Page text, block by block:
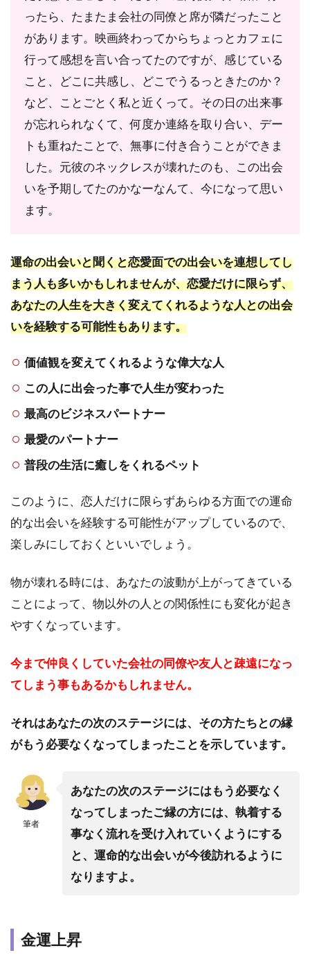
系占
い師
に相
てみ
る！
5.1
ヴェ
ルニ
｜レ
ナ先
ヴェ
璃華
（ル
リ
カ）
先生
※在
確認
でき
ませ
ん
5.3
ルニ
桃
（こ
も
も）
先生
5.4
ルニ
｜ラ
クレ
ア先
5.5
ピュ
アリ
愛
（ビ
ア
ン）
か
ったら、たまたま会社の同僚と席が隣だったこと
があります。映画終わってからちょっとカフェに
行って感想を言い合ってたのですが、感じている
こと、どこに共感し、どこでうるっときたのか？
など、ことごとく私と近くって。その日の出来事
が忘れられなくて、何度か連絡を取り合い、デー
トも重ねたことで、無事に付き合うことができま
した。元彼のネックレスが壊れたのも、この出会
いを予期してたのかなーなんて、今になって思い
ます。
運命の出会いと聞くと恋愛面での出会いを連想してし
まう人も多いかもしれませんが、恋愛だけに限らず、
あなたの人生を大きく変えてくれるような人との出会
いを経験する可能性もあります。
価値観を変えてくれるような偉大な人
この人に出会った事で人生が変わった
最高のビジネスパートナー
最愛のパートナー
普段の生活に癒しをくれるペット
このように、恋人だけに限らずあらゆる方面での運命
的な出会いを経験する可能性がアップしているので、
楽しみにしておくといいでしょう。
物が壊れる時には、あなたの波動が上がってきている
ことによって、物以外の人との関係性にも変化が起き
やすくなっています。
今まで仲良くしていた会社の同僚や友人と疎遠になっ
てしまう事もあるかもしれません。
それはあなたの次のステージには、その方たちとの縁
がもう必要なくなってしまったことを示しています。
筆者
あなたの次のステージにはもう必要なく
なってしまったご縁の方には、執着する
事なく流れを受け入れていくようにする
と、運命的な出会いが今後訪れるように
なりますよ。
金運上昇